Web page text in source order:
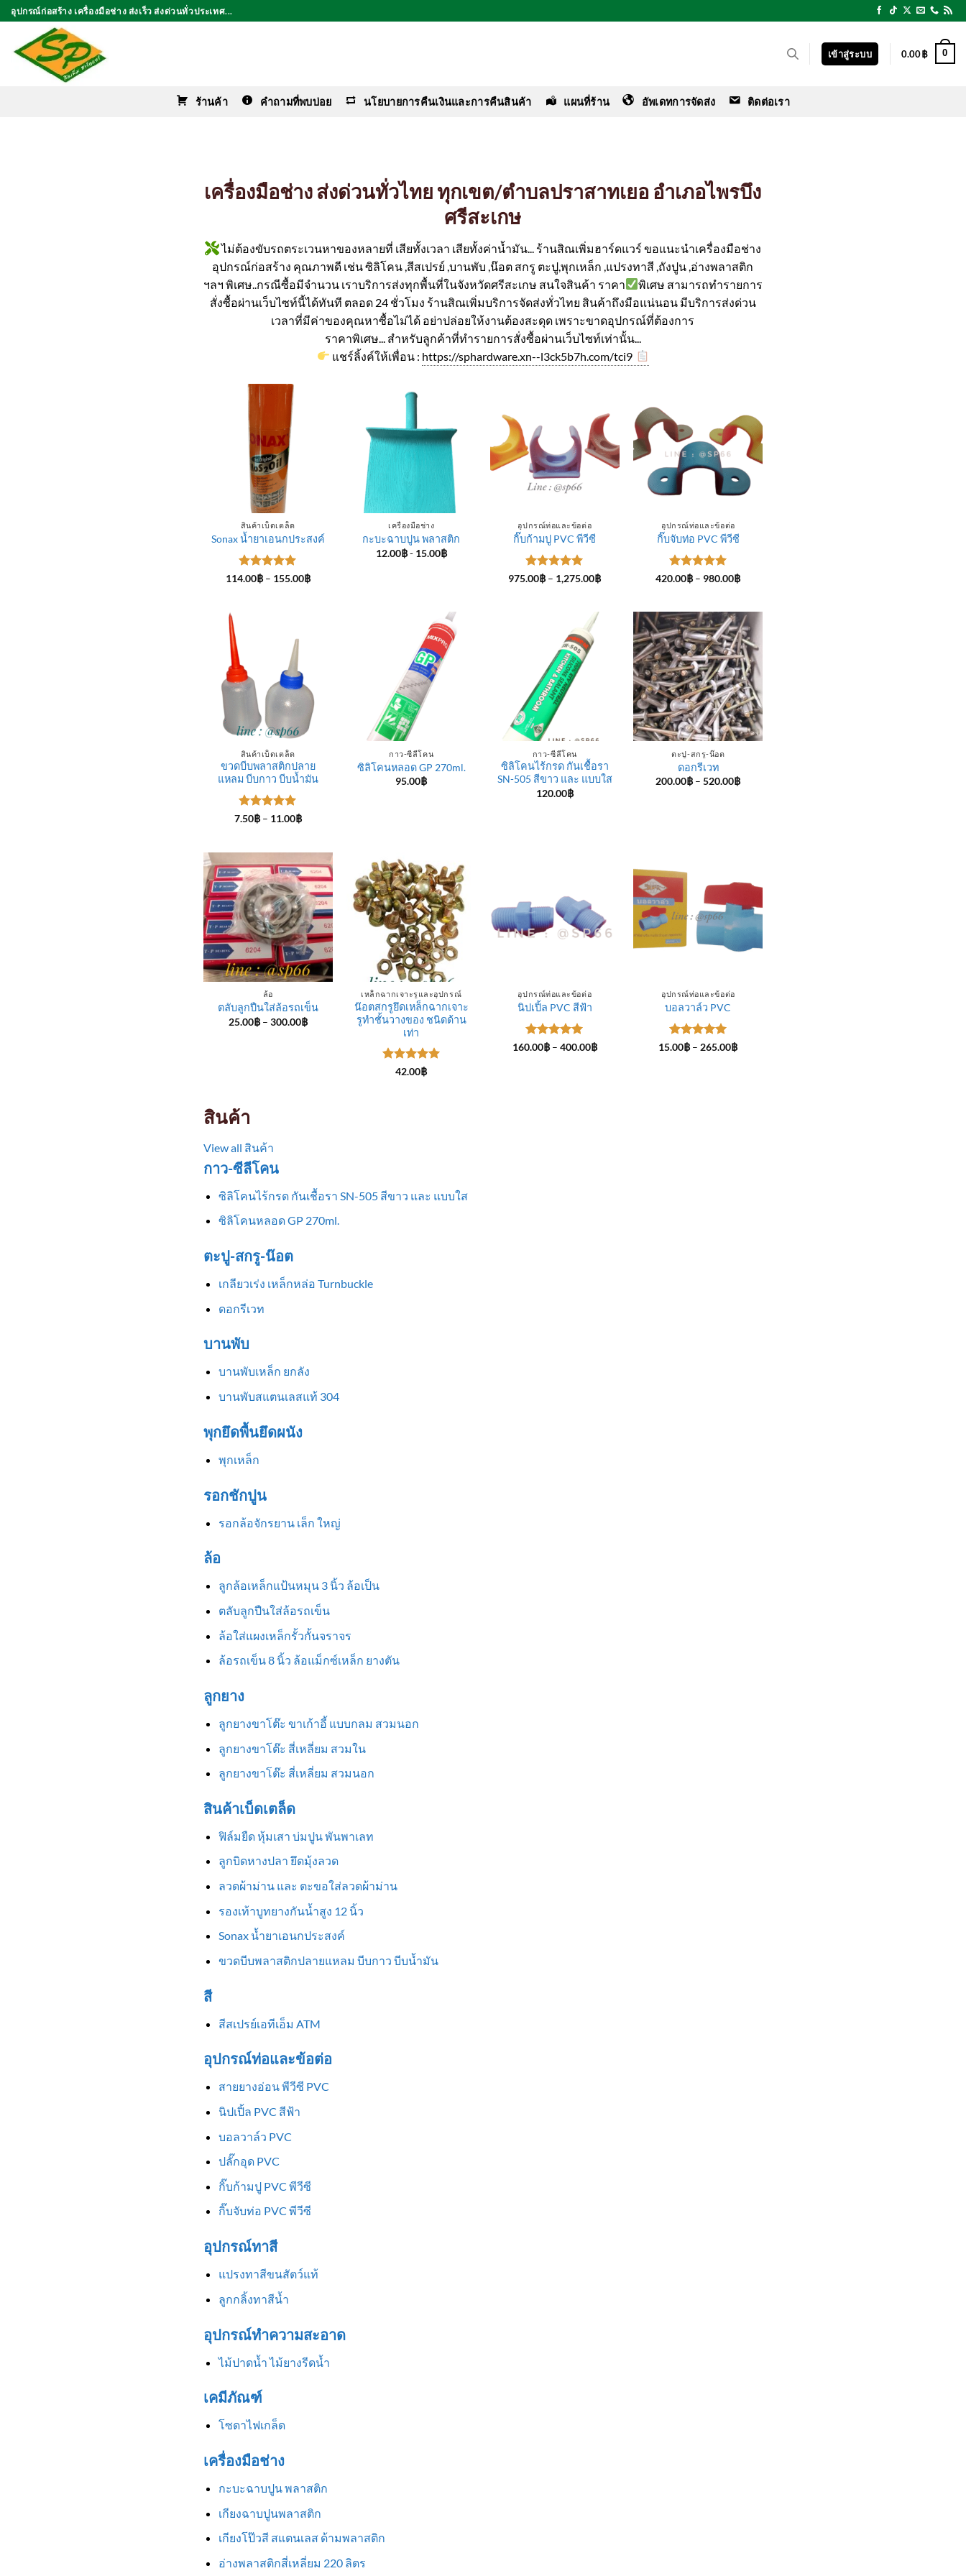
ข้าม
ไป
เนื้อหา
อุปกรณ์ก่อสร้าง เครื่องมือช่าง ส่งเร็ว ส่งด่วนทั่วประเทศ...
เข้าสู่ระบบ 0.00฿ 0
ร้านค้า คำถามที่พบบ่อย นโยบายการคืนเงินและการคืนสินค้า แผนที่ร้าน อัพเดทการจัดส่ง ติดต่อเรา
เครื่องมือช่าง ส่งด่วนทั่วไทย ทุกเขต/ตำบลปราสาทเยอ อำเภอไพรบึง
ศรีสะเกษ
ไม่ต้องขับรถตระเวนหาของหลายที่ เสียทั้งเวลา เสียทั้งค่าน้ำมัน... ร้านสิณเพิ่มฮาร์ดแวร์ ขอแนะนำเครื่องมือช่าง
อุปกรณ์ก่อสร้าง คุณภาพดี เช่น ซิลิโคน ,สีสเปรย์ ,บานพับ ,น๊อต สกรู ตะปู,พุกเหล็ก ,แปรงทาสี ,ถังปูน ,อ่างพลาสติก
ฯลฯ พิเศษ..กรณีซื้อมีจำนวน เราบริการส่งทุกพื้นที่ในจังหวัดศรีสะเกษ สนใจสินค้า ราคา
พิเศษ สามารถทำรายการ
สั่งซื้อผ่านเว็บไซท์นี้ได้ทันที ตลอด 24 ชั่วโมง ร้านสิณเพิ่มบริการจัดส่งทั่วไทย สินค้าถึงมือแน่นอน มีบริการส่งด่วน
เวลาที่มีค่าของคุณหาซื้อไม่ได้ อย่าปล่อยให้งานต้องสะดุด เพราะขาดอุปกรณ์ที่ต้องการ
ราคาพิเศษ... สำหรับลูกค้าที่ทำรายการสั่งซื้อผ่านเว็บไซท์เท่านั้น...
แชร์ลิ้งค์ให้เพื่อน : https://sphardware.xn--l3ck5b7h.com/tci9
สินค้าเบ็ดเตล็ด
Sonax น้ำยาเอนกประสงค์
ให้คะแนน
114.00฿ – 155.00฿Price
เครื่องมือช่าง
กะบะฉาบปูน พลาสติก
12.00฿- 15.00฿
อุปกรณ์ท่อและข้อต่อ
กิ๊บก้ามปู PVC พีวีซี
ให้คะแนน
975.00฿ – 1,275.00฿Price
1,275.00฿
อุปกรณ์ท่อและข้อต่อ
กิ๊บจับท่อ PVC พีวีซี
ให้คะแนน
420.00฿ – 980.00฿Price
980.00฿
สินค้าเบ็ดเตล็ด
ขวดบีบพลาสติกปลาย
แหลม บีบกาว บีบน้ำมัน
ให้คะแนน
7.50฿ – 11.00฿Price
11.00฿
กาว-ซีลีโคน
ซิลิโคนหลอด GP 270ml.
95.00฿
กาว-ซีลีโคน
ซิลิโคนไร้กรด กันเชื้อรา
SN-505 สีขาว และ แบบใส
120.00฿
ตะปู-สกรู-น๊อต
ดอกรีเวท
200.00฿ – 520.00฿Price
ล้อ
ตลับลูกปืนใส่ล้อรถเข็น
25.00฿ – 300.00฿Price
เหล็กฉากเจาะรูและอุปกรณ์
น๊อตสกรูยึดเหล็กฉากเจาะ
รูทำชั้นวางของ ชนิดด้าน
เท่า
ให้คะแนน
42.00฿
อุปกรณ์ท่อและข้อต่อ
นิปเปิ้ล PVC สีฟ้า
ให้คะแนน
160.00฿ – 400.00฿Price
อุปกรณ์ท่อและข้อต่อ
บอลวาล์ว PVC
ให้คะแนน
15.00฿ – 265.00฿Price
สินค้า
View all สินค้า
กาว-ซีลีโคน
ซิลิโคนไร้กรด กันเชื้อรา SN-505 สีขาว และ แบบใส
ซิลิโคนหลอด GP 270ml.
ตะปู-สกรู-น๊อต
เกลียวเร่ง เหล็กหล่อ Turnbuckle
ดอกรีเวท
บานพับ
บานพับเหล็ก ยกลัง
บานพับสแตนเลสแท้ 304
พุกยึดพื้นยึดผนัง
พุกเหล็ก
รอกชักปูน
รอกล้อจักรยาน เล็ก ใหญ่
ล้อ
ลูกล้อเหล็กแป้นหมุน 3 นิ้ว ล้อเป็น
ตลับลูกปืนใส่ล้อรถเข็น
ล้อใส่แผงเหล็กรั้วกั้นจราจร
ล้อรถเข็น 8 นิ้ว ล้อแม็กซ์เหล็ก ยางตัน
ลูกยาง
ลูกยางขาโต๊ะ ขาเก้าอี้ แบบกลม สวมนอก
ลูกยางขาโต๊ะ สี่เหลี่ยม สวมใน
ลูกยางขาโต๊ะ สี่เหลี่ยม สวมนอก
สินค้าเบ็ดเตล็ด
ฟิล์มยืด หุ้มเสา บ่มปูน พันพาเลท
ลูกบิดหางปลา ยึดมุ้งลวด
ลวดผ้าม่าน และ ตะขอใส่ลวดผ้าม่าน
รองเท้าบูทยางกันน้ำสูง 12 นิ้ว
Sonax น้ำยาเอนกประสงค์
ขวดบีบพลาสติกปลายแหลม บีบกาว บีบน้ำมัน
สี
สีสเปรย์เอทีเอ็ม ATM
อุปกรณ์ท่อและข้อต่อ
สายยางอ่อน พีวีซี PVC
นิปเปิ้ล PVC สีฟ้า
บอลวาล์ว PVC
ปลั๊กอุด PVC
กิ๊บก้ามปู PVC พีวีซี
กิ๊บจับท่อ PVC พีวีซี
อุปกรณ์ทาสี
แปรงทาสีขนสัตว์แท้
ลูกกลิ้งทาสีน้ำ
อุปกรณ์ทำความสะอาด
ไม้ปาดน้ำ ไม้ยางรีดน้ำ
เคมีภัณฑ์
โซดาไฟเกล็ด
เครื่องมือช่าง
กะบะฉาบปูน พลาสติก
เกียงฉาบปูนพลาสติก
เกียงโป๊วสี สแตนเลส ด้ามพลาสติก
อ่างพลาสติกสี่เหลี่ยม 220 ลิตร